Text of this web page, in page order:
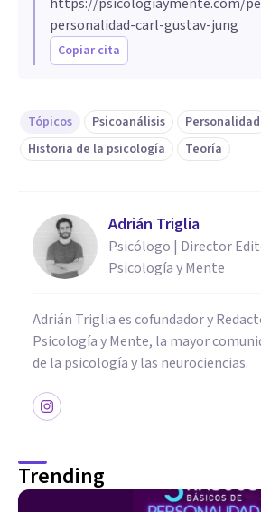
personalidad-carl-gustav-jung
Copiar cita
Tópicos Psicoanálisis
Personalidad
Historia de la psicología
Teoría
Adrián Triglia
Psicólogo | Director
Psicología y Mente
Adrián Triglia es cofundador y
Psicología y Mente, la mayor
de la psicología y las neurociencias.
Trending